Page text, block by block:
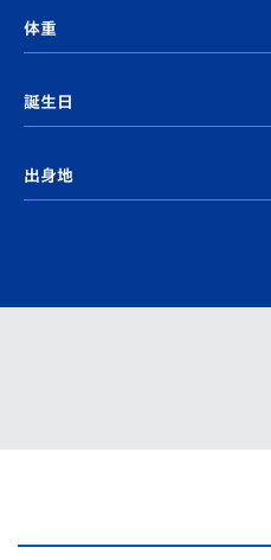
体重
誕生日
出身地